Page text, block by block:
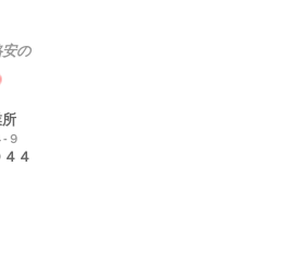
の
９
４